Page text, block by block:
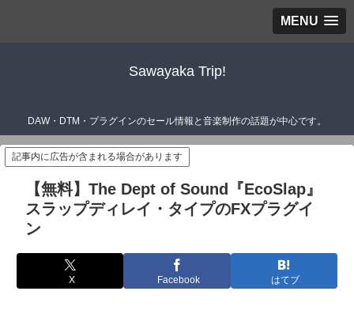
MENU
Sawayaka Trip!
DAW・DTM・プラグインのセール情報と音楽制作の話題が中心です。
記事内に広告が含まれる場合があります
【無料】The Dept of Sound『EcoSlap』
スラップディレイ・タイプのFXプラグイ
ン
X Facebook はてブ